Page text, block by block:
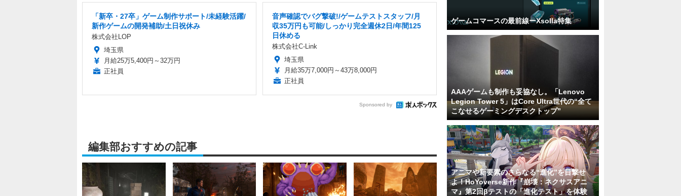
「新卒・27卒」ゲーム制作サポート/未経験活躍/
新作ゲームの開発補助/土日祝休み
株式会社LOP
埼玉県
月給25万5,400円～32万円
正社員
音声確認でバグ撃破!/ゲームテストスタッフ/月
収35万円も可能/しっかり完全週休2日/年間125
日休める
株式会社C-Link
埼玉県
月給35万7,000円～43万8,000円
正社員
Sponsored by
編集部おすすめの記事
ゲームコマースの最前線ーXsolla特集
AAAゲームも制作も妥協なし。「Lenovo
Legion Tower 5」はCore Ultra世代の“全て
こなせるゲーミングデスクトップ”
アニマや新要素のさらなる“進化”を目撃せ
よ！HoYoverse新作『崩壊：ネクサスアニ
マ』第2回βテストの「進化テスト」を体験